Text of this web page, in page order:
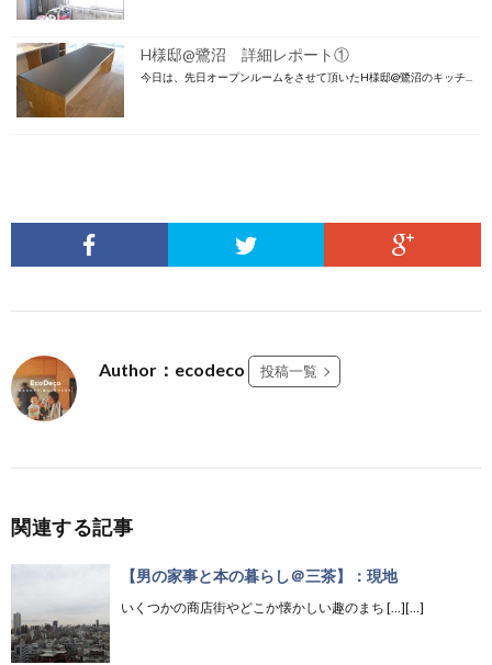
H様邸@鷺沼 詳細レポート①
今日は、先日オープンルームをさせて頂いたH様邸@鷺沼のキッチ...
Author：ecodeco 投稿一覧
関連する記事
【男の家事と本の暮らし＠三茶】：現地
いくつかの商店街やどこか懐かしい趣のまち […][…]